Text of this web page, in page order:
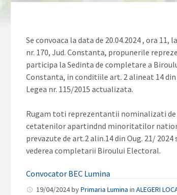
Se convoaca la data de 20.04.2024 , ora 11,
nr. 170, Jud. Constanta, propunerile
participa la Sedinta de completare a
Constanta, in conditiile art. 2 alineat 14 din
Legea nr. 115/2015 actualizata.
Rugam toti reprezentantii nominalizati
cetatenilor apartindnd minoritatilor
prevazute de art.2 alin.14 din Oug. 21/
vederea completarii Biroului Electoral.
Convocator BEC Lumina
19/04/2024byPrimaria Lumina inALEGERI